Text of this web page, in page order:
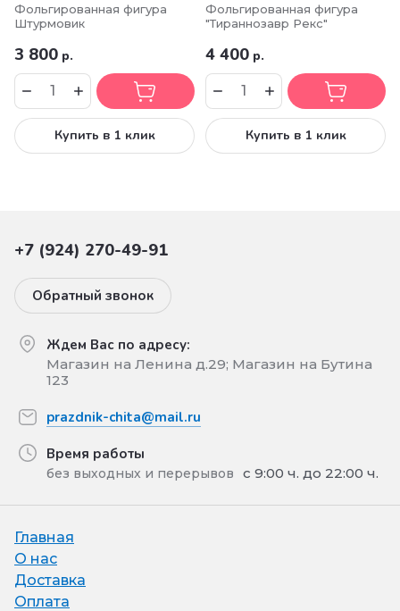
Фольгированная фигура
Штурмовик
3 800 р.
Купить в 1 клик
Фольгированная фигура
"Тираннозавр Рекс"
4 400 р.
Купить в 1 клик
+7 (924) 270-49-91
Обратный звонок
Ждем Вас по адресу:
Магазин на Ленина д.29; Магазин на Бутина
123
prazdnik-chita@mail.ru
Время работы
без выходных и перерывов с 9:00 ч. до 22:00 ч.
Главная
О нас
Доставка
Оплата